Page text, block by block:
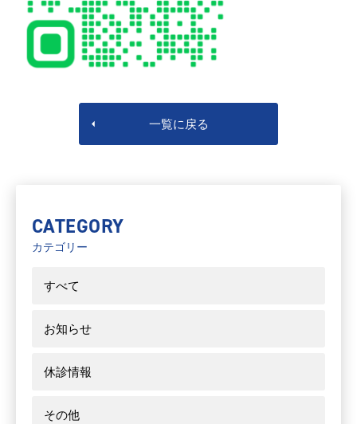
一覧に戻る
CATEGORY
カテゴリー
すべて
お知らせ
休診情報
その他